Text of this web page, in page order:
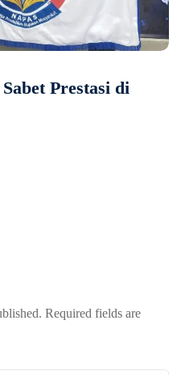
Prestasi di
Required fields are